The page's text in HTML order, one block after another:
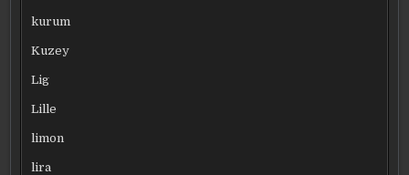
kurum
Kuzey
Lig
Lille
limon
lira